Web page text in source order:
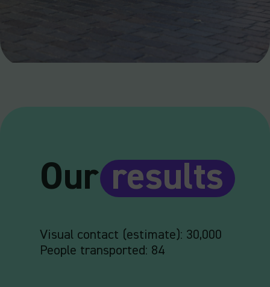
Ourresults
Visual contact (estimate): 30,000
People transported: 84